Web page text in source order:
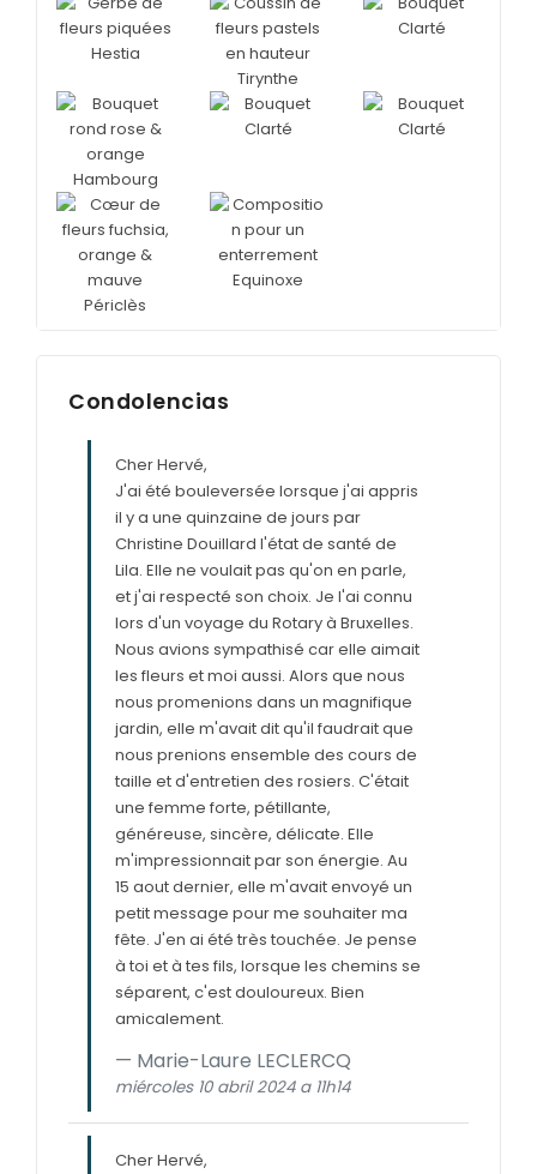
Condolencias
Cher Hervé,
J'ai été bouleversée lorsque j'ai appris
il y a une quinzaine de jours par
Christine Douillard l'état de santé de
Lila. Elle ne voulait pas qu'on en parle,
et j'ai respecté son choix. Je l'ai connu
lors d'un voyage du Rotary à Bruxelles.
Nous avions sympathisé car elle aimait
les fleurs et moi aussi. Alors que nous
nous promenions dans un magnifique
jardin, elle m'avait dit qu'il faudrait que
nous prenions ensemble des cours de
taille et d'entretien des rosiers. C'était
une femme forte, pétillante,
généreuse, sincère, délicate. Elle
m'impressionnait par son énergie. Au
15 aout dernier, elle m'avait envoyé un
petit message pour me souhaiter ma
fête. J'en ai été très touchée. Je pense
à toi et à tes fils, lorsque les chemins se
séparent, c'est douloureux. Bien
amicalement.
Marie-Laure LECLERCQ
miércoles 10 abril 2024 a 11h14
Cher Hervé,